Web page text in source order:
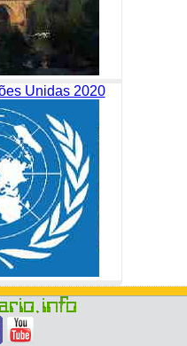
Unidas 2020